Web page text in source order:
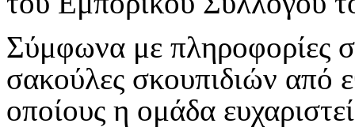
Σύμφωνα με πληροφορίες
σακούλες σκουπιδιών από
οποίους η ομάδα